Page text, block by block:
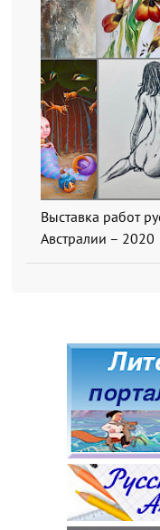
Выставка работ
Австралии – 2020